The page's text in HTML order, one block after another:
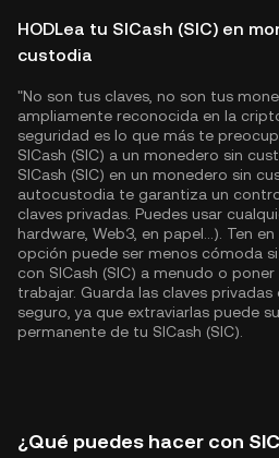
HODLea tu SICash (SIC) en
custodia
"No son tus claves, no son tus
ampliamente reconocida en la
seguridad es lo que más te
SICash (SIC) a un monedero sin
SICash (SIC) en un monedero sin
autocustodia te garantiza un
claves privadas. Puedes usar
hardware, Web3, en papel...). Ten
opción puede ser menos cómoda
con SICash (SIC) a menudo o
trabajar. Guarda las claves privadas
seguro, ya que extraviarlas puede
permanente de tu SICash (SIC).
¿Qué puedes hacer con